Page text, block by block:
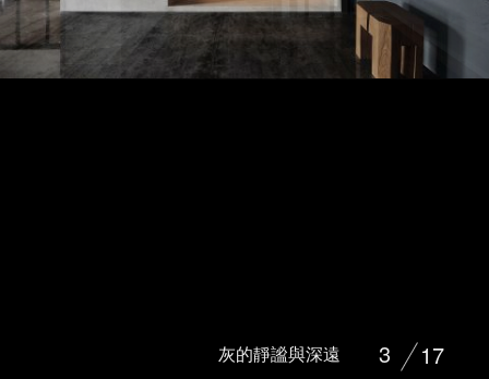
灰的靜謐與深遠 3 17